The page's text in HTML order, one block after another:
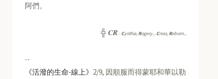
阿們。
╬CR -Cynthia, Rogery... Cross, Reborn...
--
《活潑的生命-線上》 2/9, 因順服而得蒙耶和華以勒